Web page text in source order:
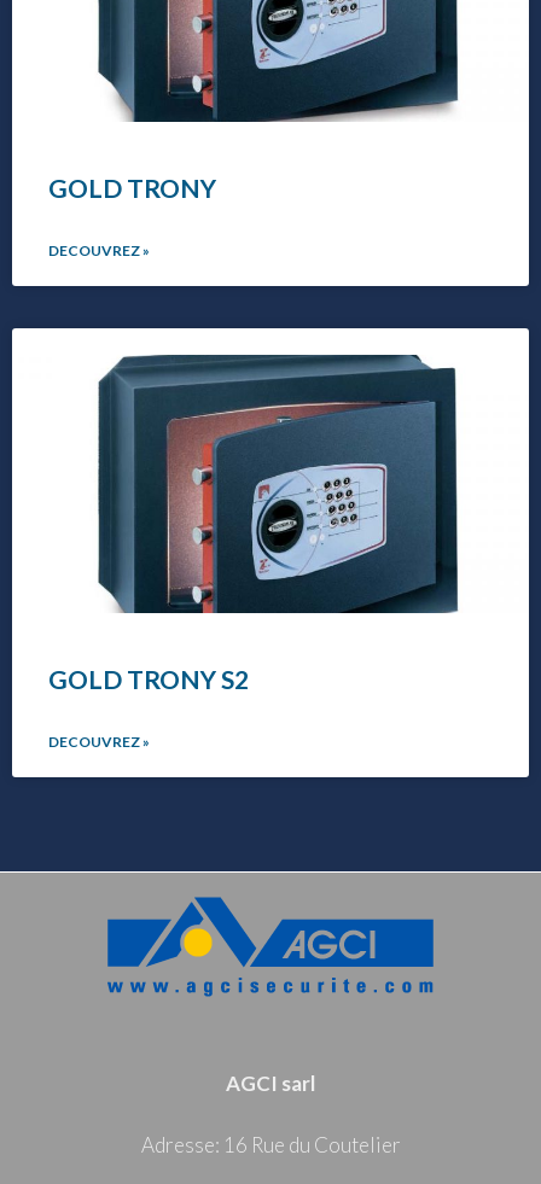
GOLD TRONY
DECOUVREZ »
GOLD TRONY S2
DECOUVREZ »
AGCI sarl
Adresse: 16 Rue du Coutelier